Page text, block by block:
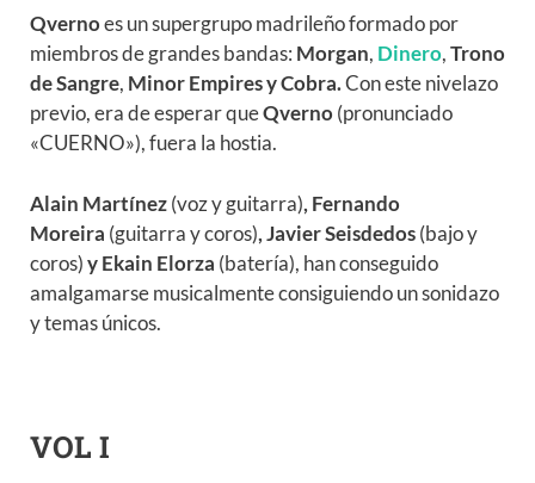
Qvernoes un supergrupo madrileño formado por
miembros de grandes bandas: Morgan, Dinero,Trono
de Sangre, Minor Empires y Cobra.Con este nivelazo
previo, era de esperar queQverno (pronunciado
«CUERNO»), fuera la hostia.
Alain Martínez(voz y guitarra), Fernando
Moreira (guitarra y coros), Javier Seisdedos(bajo y
coros)y Ekain Elorza (batería), han conseguido
amalgamarse musicalmente consiguiendo un sonidazo
y temas únicos.
VOL I